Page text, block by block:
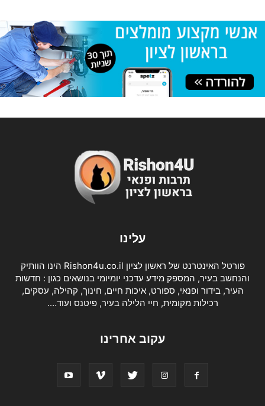
עלינו
פורטל האינטרנט של ראשון לציון Rishon4u.co.il הינו הוותיק
והנחשב בעיר, המספק מידע עדכני יומיומי בנושאים כגון : חדשות
העיר, בידור ופנאי, ספורט, איכות חיים, חינוך, קהילה, עסקים,
רכילות מקומית, חיי הלילה בעיר, פיטנס ועוד….
עקוב אחרינו